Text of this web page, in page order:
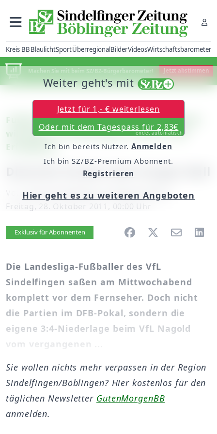
Kreis BBBlaulichtSportÜberregionalBilderVideosWirtschaftsbarometer
Machen Sie mit beim SZ/BZ-Bürgerbarometer! Jetzt abstimmen
Fußball – Landesliga: Der VfL Sindelfingen
will gegen TuS Metzingen zurück in die
Erfolgsspur
Dietsche fordert den langen Ball
Vonunserem Redakteur Philipp Hamann
Freitag, 28. Oktober 2011, 00:00 Uhr
Artikel vorlesen
Exklusiv für Abonnenten
Die Landesliga-Fußballer des VfL
Sindelfingen saßen am Mittwochabend
komplett vor dem Fernseher. Doch nicht
die Partien im DFB-Pokal, sondern die
eigene 3:4-Niederlage beim VfL Nagold
vom vergangenen ...
Weiter geht's mit
Jetzt für 1,- € weiterlesen
Oder mit dem Tagespass für 2,83€
endet automatisch
Ich bin bereits Nutzer. Anmelden
Ich bin SZ/BZ-Premium Abonnent.
Registrieren
Hier geht es zu weiteren Angeboten
Sie wollen nichts mehr verpassen in der Region
Sindelfingen/Böblingen? Hier kostenlos für den
täglichen Newsletter GutenMorgenBB
anmelden.